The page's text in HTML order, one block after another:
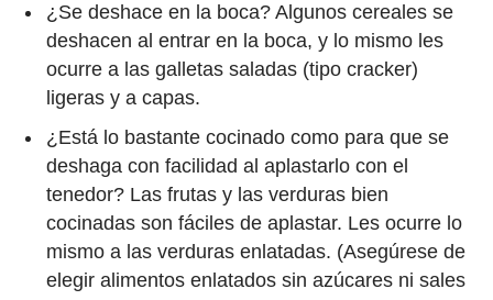
¿Se deshace en la boca? Algunos cereales se
deshacen al entrar en la boca, y lo mismo les
ocurre a las galletas saladas (tipo cracker)
ligeras y a capas.
¿Está lo bastante cocinado como para que se
deshaga con facilidad al aplastarlo con el
tenedor? Las frutas y las verduras bien
cocinadas son fáciles de aplastar. Les ocurre lo
mismo a las verduras enlatadas. (Asegúrese de
elegir alimentos enlatados sin azúcares ni sales